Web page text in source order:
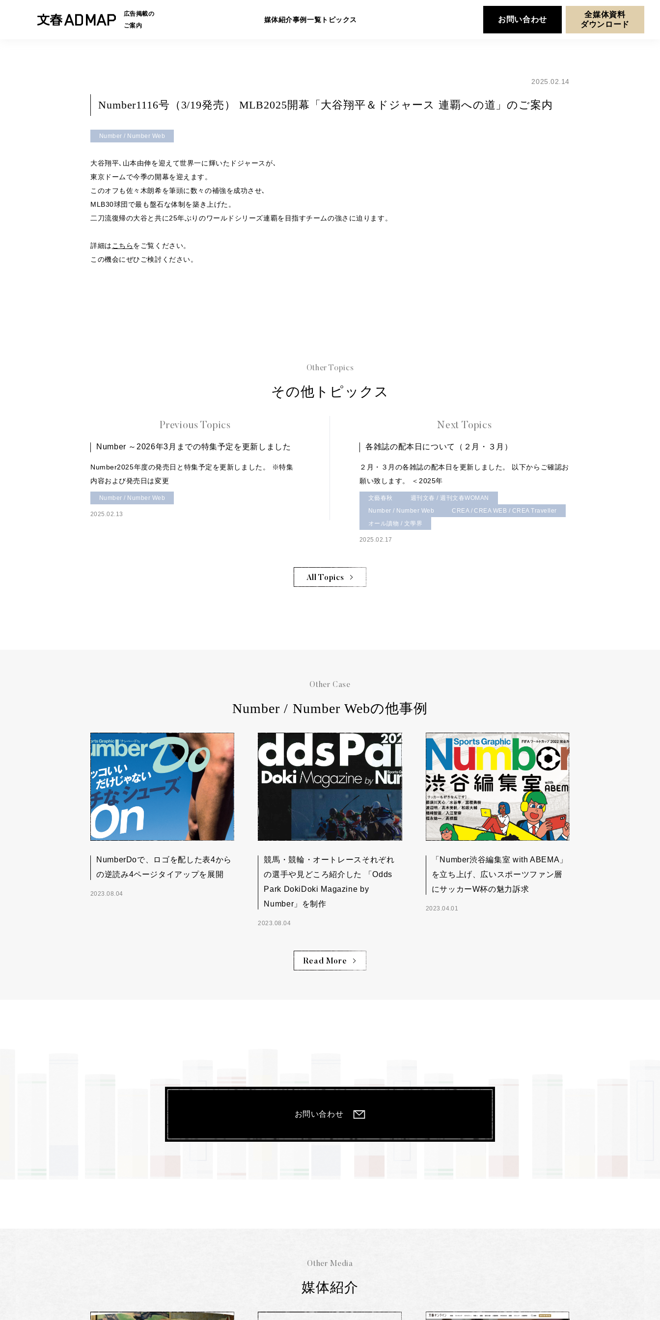
広告掲載の
ご案内
媒体紹介事例一覧 トピックス お問い合わせ
全媒体資料
ダウンロード
2025.02.14
Number1116号（3/19発売） MLB2025開幕「大谷翔平＆ドジャース 連覇への道」のご案内
Number / Number Web
大谷翔平､山本由伸を迎えて世界一に輝いたドジャースが､
東京ドームで今季の開幕を迎えます。
このオフも佐々木朗希を筆頭に数々の補強を成功させ､
MLB30球団で最も盤石な体制を築き上げた。
二刀流復帰の大谷と共に25年ぶりのワールドシリーズ連覇を目指すチームの強さに迫ります。
詳細は こちらをご覧ください。
この機会にぜひご検討ください。
Other Topics
その他トピックス
Previous Topics
Number ～2026年3月までの特集予定を更新しました
Number2025年度の発売日と特集予定を更新しました。 ※特集
内容および発売日は変更
Number / Number Web
2025.02.13
Next Topics
各雑誌の配本日について（２月・３月）
２月・３月の各雑誌の配本日を更新しました。 以下からご確認お
願い致します。 ＜2025年
文藝春秋
週刊文春 / 週刊文春WOMAN
Number / Number Web
CREA / CREA WEB / CREA Traveller
オール讀物 / 文學界
2025.02.17
All Topics
Other Case
Number / Number Webの他事例
NumberDoで、ロゴを配した表4から
の逆読み4ページタイアップを展開
2023.08.04
競馬・競輪・オートレースそれぞれ
の選手や見どころ紹介した 「Odds
Park DokiDoki Magazine by
Number」を制作
2023.08.04
「Number渋谷編集室 with ABEMA」
を立ち上げ、広いスポーツファン層
にサッカーW杯の魅力訴求
2023.04.01
Read More
お問い合わせ
Other Media
媒体紹介